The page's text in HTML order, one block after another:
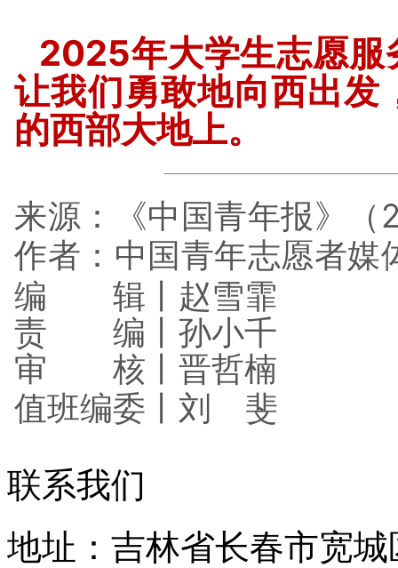
2025年大学生志愿服
让我们勇敢地向西出发
的西部大地上。
来源：《中国青年报》
作者：中国青年志愿者媒
编 辑丨赵雪霏
责 编丨孙小千
审 核丨晋哲楠
值班编委丨刘
斐
联系我们
地址：吉林省长春市宽城